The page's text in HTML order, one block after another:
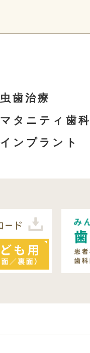
虫歯治療
マタニティ歯科
インプラント